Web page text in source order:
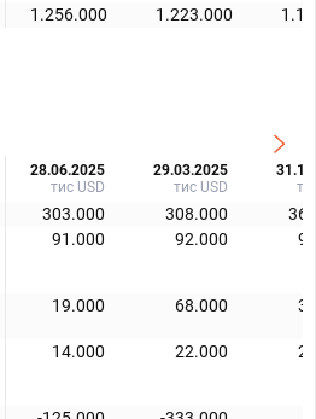
1.256.000 1.223.000
28.06.2025
тис USD
29.03.2025
тис USD
303.000 308.000
91.000 92.000
19.000 68.000
14.000 22.000